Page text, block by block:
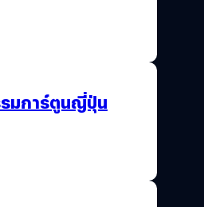
มการ์ตูนญี่ปุ่น